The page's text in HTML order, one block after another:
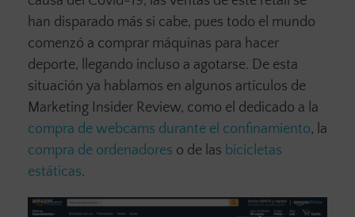
han disparado más si cabe, pues todo el mundo
comenzó a comprar máquinas para hacer
deporte, llegando incluso a agotarse. De esta
situación ya hablamos en algunos artículos de
Marketing Insider Review, como el dedicado a la
compra de webcams durante el confinamiento, la
compra de ordenadores o de las bicicletas
estáticas.